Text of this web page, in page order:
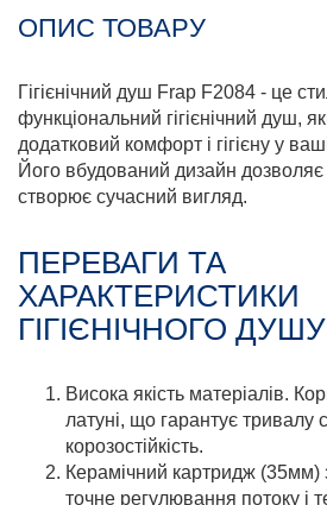
ОПИС ТОВАРУ
Гігієнічний душ Frap F2084 - це
функціональний гігієнічний душ,
додатковий комфорт і гігієну у
Його вбудований дизайн дозволяє
створює сучасний вигляд.
ПЕРЕВАГИ ТА
ХАРАКТЕРИСТИКИ
ГІГІЄНІЧНОГО ДУШУ
Висока якість матеріалів.
латуні, що гарантує тривалу
корозостійкість.
Керамічний картридж (35мм)
точне регулювання потоку і